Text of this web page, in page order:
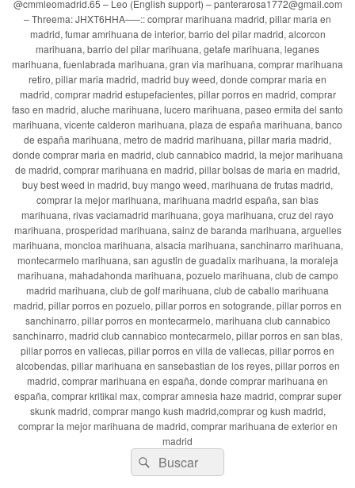
@cmmleomadrid.65 – Leo (English support) – panterarosa1772@gmail.com
– Threema: JHXT6HHA—–:: comprar marihuana madrid, pillar maria en
madrid, fumar amrihuana de interior, barrio del pilar madrid, alcorcon
marihuana, barrio del pilar marihuana, getafe marihuana, leganes
marihuana, fuenlabrada marihuana, gran via marihuana, comprar marihuana
retiro, pillar maria madrid, madrid buy weed, donde comprar maria en
madrid, comprar madrid estupefacientes, pillar porros en madrid, comprar
faso en madrid, aluche marihuana, lucero marihuana, paseo ermita del santo
marihuana, vicente calderon marihuana, plaza de españa marihuana, banco
de españa marihuana, metro de madrid marihuana, pillar maria madrid,
donde comprar maria en madrid, club cannabico madrid, la mejor marihuana
de madrid, comprar marihuana en madrid, pillar bolsas de maria en madrid,
buy best weed in madrid, buy mango weed, marihuana de frutas madrid,
comprar la mejor marihuana, marihuana madrid españa, san blas
marihuana, rivas vaciamadrid marihuana, goya marihuana, cruz del rayo
marihuana, prosperidad marihuana, sainz de baranda marihuana, arguelles
marihuana, moncloa marihuana, alsacia marihuana, sanchinarro marihuana,
montecarmelo marihuana, san agustin de guadalix marihuana, la moraleja
marihuana, mahadahonda marihuana, pozuelo marihuana, club de campo
madrid marihuana, club de golf marihuana, club de caballo marihuana
madrid, pillar porros en pozuelo, pillar porros en sotogrande, pillar porros en
sanchinarro, pillar porros en montecarmelo, marihuana club cannabico
sanchinarro, madrid club cannabico montecarmelo, pillar porros en san blas,
pillar porros en vallecas, pillar porros en villa de vallecas, pillar porros en
alcobendas, pillar marihuana en sansebastian de los reyes, pillar porros en
madrid, comprar marihuana en españa, donde comprar marihuana en
españa, comprar kritikal max, comprar amnesia haze madrid, comprar super
skunk madrid, comprar mango kush madrid,comprar og kush madrid,
comprar la mejor marihuana de madrid, comprar marihuana de exterior en
madrid
Buscar
por:
Buscar